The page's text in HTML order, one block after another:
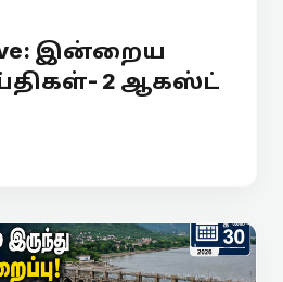
Live: இன்றைய
2 ஆகஸ்ட்